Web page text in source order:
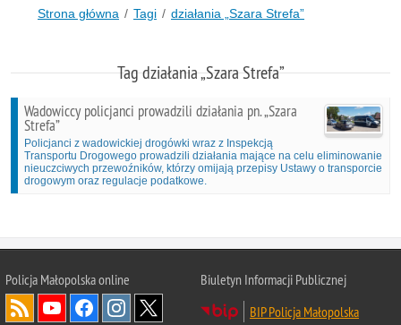
Strona główna Tagi działania „Szara Strefa”
Tag działania „Szara Strefa”
Wadowiccy policjanci prowadzili działania pn. „Szara
Strefa”
Policjanci z wadowickiej drogówki wraz z Inspekcją
Transportu Drogowego prowadzili działania mające na celu eliminowanie
nieuczciwych przewoźników, którzy omijają przepisy Ustawy o transporcie
drogowym oraz regulacje podatkowe.
Policja Małopolska online
Biuletyn Informacji Publicznej
BIP Policja Małopolska